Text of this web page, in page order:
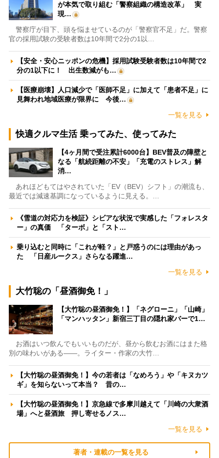
が本気で取り組む「警察組織の構造改革」 実
現…
警察庁が目下、頭を悩ませているのが「警察官不足」だ。警察
官の採用試験の受験者数は10年間で2分の1以…
【安全・安心ニッポンの危機】採用試験受験者数は10年間で2
分の1以下に！ 出生数減がも…
【医療崩壊】人口減少で「医師不足」に加えて「患者不足」に
見舞われ地域医療が限界に 今後…
一覧を見る
快適クルマ生活 乗ってみた、使ってみた
【4ヶ月間で受注累計6000台】BEV普及の障壁と
なる「航続距離の不安」「充電のストレス」解
消…
あれほどもてはやされていた「EV（BEV）シフト」の潮流も、
最近では減速基調になっているように見える。…
《雪道の対応力を検証》シビアな状況で実感した「フォレスタ
ー」の真価 「ターボ」と「スト…
乗り込むと同時に「これが軽？」と戸惑うのには理由があっ
た 「日産ルークス」さらなる躍進…
一覧を見る
大竹聡の「昼酒御免！」
【大竹聡の昼酒御免！】「ネグローニ」「山崎」
「マンハッタン」新宿三丁目の隠れ家バーで1…
お酒はいつ飲んでもいいものだが、昼から飲むお酒にはまた格
別の味わいがある――。ライター・作家の大竹…
【大竹聡の昼酒御免！】今の若者は「なめろう」や「キヌカツ
ギ」を知らないって本当？ 昔の…
【大竹聡の昼酒御免！】京急線で多摩川越えて「川崎の大衆酒
場」へと昼酒旅 押し寄せるノス…
一覧を見る
著者・連載の一覧を見る